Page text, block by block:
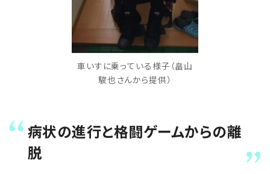
車いすに乗っている様子（畠山
駿也さんから提供）
病状の進行と格闘ゲームからの離
脱